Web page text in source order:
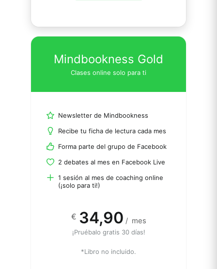
Mindbookness Gold
Clases online solo para ti
Newsletter de Mindbookness
Recibe tu ficha de lectura cada mes
Forma parte del grupo de Facebook
2 debates al mes en Facebook Live
1 sesión al mes de coaching online
(¡solo para ti!)
€ 34,90 / mes
¡Pruébalo gratis 30 días!
*Libro no incluido.